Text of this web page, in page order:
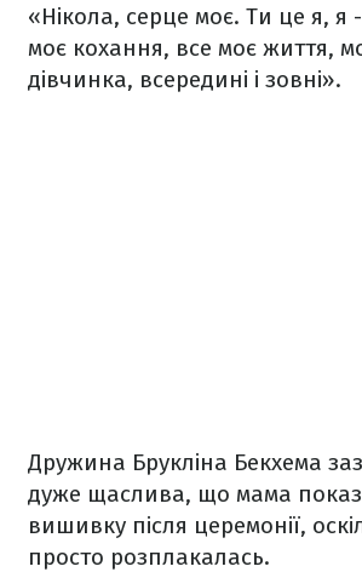
«Нікола, серце моє. Ти це я, я
моє кохання, все моє життя,
дівчинка, всередині і зовні».
Дружина Брукліна Бекхема
дуже щаслива, що мама
вишивку після церемонії,
просто розплакалась.